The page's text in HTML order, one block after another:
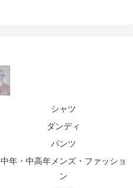
シャツ
ダンディ
パンツ
中年・中高年メンズ・ファッショ
ン